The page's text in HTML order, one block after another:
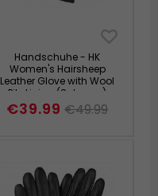
Handschuhe - HK
Women's Hairsheep
Leather Glove with Wool
Pile Lining (Schwarz)
€39.99 €49.99